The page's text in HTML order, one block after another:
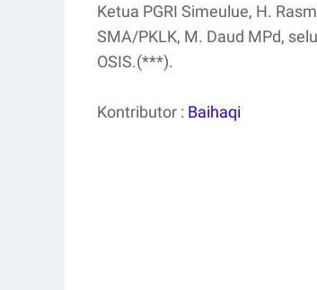
Ketua PGRI Simeulue, H.
SMA/PKLK, M. Daud MPd,
OSIS.(***).
Kontributor : Baihaqi